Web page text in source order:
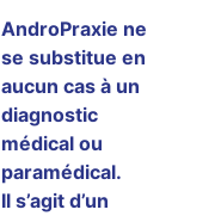
AndroPraxie ne
se substitue en
aucun cas à un
diagnostic
médical ou
paramédical.
Il s’agit d’un